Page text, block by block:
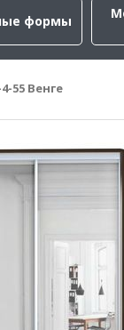
формы
55 Венге